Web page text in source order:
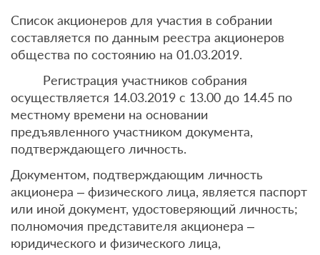
Список акционеров для участия в собрании
составляется по данным реестра акционеров
общества по состоянию на 01.03.2019.
Регистрация участников собрания
осуществляется 14.03.2019 с 13.00 до 14.45 по
местному времени на основании
предъявленного участником документа,
подтверждающего личность.
Документом, подтверждающим личность
акционера – физического лица, является паспорт
или иной документ, удостоверяющий личность;
полномочия представителя акционера –
юридического и физического лица,